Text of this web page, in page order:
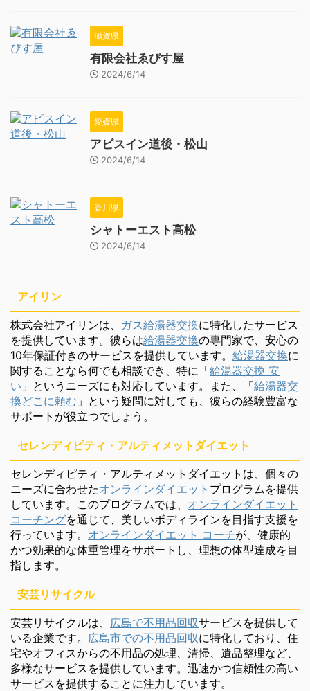
滋賀県
有限会社ゑびす屋
2024/6/14
愛媛県
アビスイン道後・松山
2024/6/14
香川県
シャトーエスト高松
2024/6/14
アイリン
株式会社アイリンは、 ガス給湯器交換に特化したサービス
を提供しています。彼らは給湯器交換の専門家で、安心の
10年保証付きのサービスを提供しています。 給湯器交換に
関することなら何でも相談でき、特に「給湯器交換 安
い 」というニーズにも対応しています。また、「給湯器交
換どこに頼む 」という疑問に対しても、彼らの経験豊富な
サポートが役立つでしょう。
セレンディピティ・アルティメットダイエット
セレンディピティ・アルティメットダイエットは、個々の
ニーズに合わせたオンラインダイエット プログラムを提供
しています。このプログラムでは、 オンラインダイエット
コーチングを通じて、美しいボディラインを目指す支援を
行っています。 オンラインダイエット コーチが、健康的
かつ効果的な体重管理をサポートし、理想の体型達成を目
指します。
安芸リサイクル
安芸リサイクルは、 広島で不用品回収サービスを提供して
いる企業です。 広島市での不用品回収に特化しており、住
宅やオフィスからの不用品の処理、清掃、遺品整理など、
多様なサービスを提供しています。迅速かつ信頼性の高い
サービスを提供することに注力しています。